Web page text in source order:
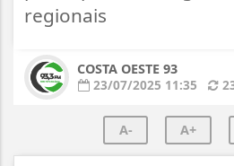
regionais
COSTA OESTE 93
23/07/2025 11:35
A- A+